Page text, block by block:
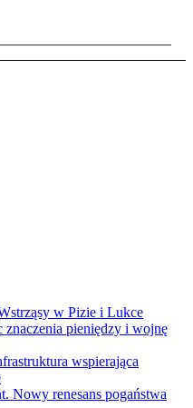
w Pizie i Lukce
pieniędzy i wojnę
wspierająca
Nowy renesans pogaństwa